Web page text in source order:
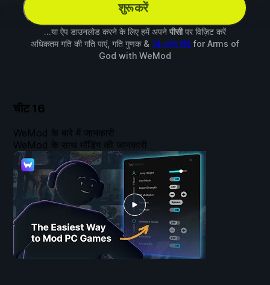
शुरू करें
...या ऐप डाउनलोड करने के लिए हमें अपने पीसीपर विज़िट करें
अधिकतम गति की गति पाएं, गति गुणक & 14 अन्य मॉडfor Arms of
God with WeMod
चीट 16
WeMod के बारे में जानकारी
WeMod के साथ मॉडिंग की जानकारी